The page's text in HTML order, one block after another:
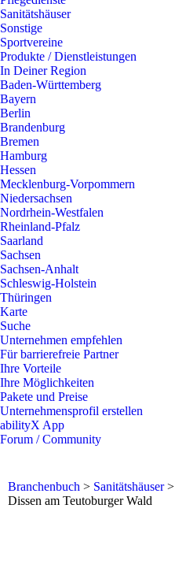
Sanitätshäuser
Sonstige
Sportvereine
Produkte / Dienstleistungen
In Deiner Region
Baden-Württemberg
Bayern
Berlin
Brandenburg
Bremen
Hamburg
Hessen
Mecklenburg-Vorpommern
Niedersachsen
Nordrhein-Westfalen
Rheinland-Pfalz
Saarland
Sachsen
Sachsen-Anhalt
Schleswig-Holstein
Thüringen
Karte
Suche
Unternehmen empfehlen
Für barrierefreie Partner
Ihre Vorteile
Ihre Möglichkeiten
Pakete und Preise
Unternehmensprofil erstellen
abilityX App
Forum / Community
Branchenbuch > Sanitätshäuser>
Dissen am Teutoburger Wald